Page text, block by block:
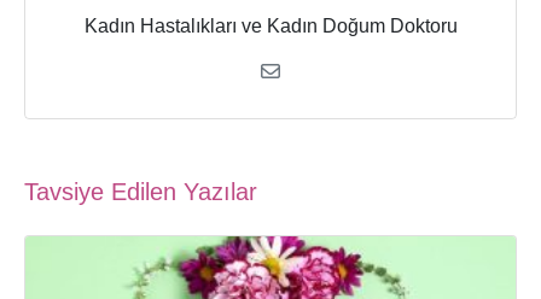
Kadın Hastalıkları ve Kadın Doğum Doktoru
Tavsiye Edilen Yazılar